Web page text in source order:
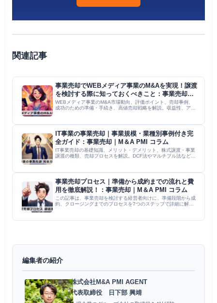
関連記事
事業売却でWEBメディア事業のM&Aを実現！譲渡
を検討する際に知っておくべきこと：事業売却｜
M＆A PMI コラム
WEBメディア事業のM&A市場動向、評価ポイント、売却事例、
成功のための準備・手続き、高値売却戦略を解説。収益性、アク
IT事業の事業売却｜事業規模・業種別事例付き完
全ガイド：事業売却｜M＆A PMI コラム
IT事業売却の基礎知識、メリット・デメリット、株式譲渡・事業
譲渡の種類、売却プロセスを解説。DCF法やマルチプル法などの
述。小...
事業売却プロセス｜準備から成約までの流れと費
用を徹底解説！：事業売却｜M＆A PMI コラム
この記事は、事業売却を検討する経営者向けに、準備段階から成
約、クロージングまでのプロセスを7つのステップで詳細に解説
ト作成、...
編集者の紹介
株式会社M&A PMI AGENT
代表取締役 日下部 興靖